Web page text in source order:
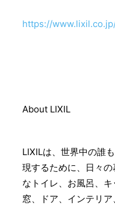
https://
About LIXIL
LIXILは、世界中の誰
現するために、日々
なトイレ、お風呂、
窓、ドア、インテリ